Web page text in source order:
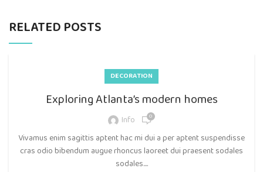
RELATED POSTS
DECORATION
Exploring Atlanta’s modern homes
Info 0
Vivamus enim sagittis aptent hac mi dui a per aptent suspendisse
cras odio bibendum augue rhoncus laoreet dui praesent sodales
sodales....